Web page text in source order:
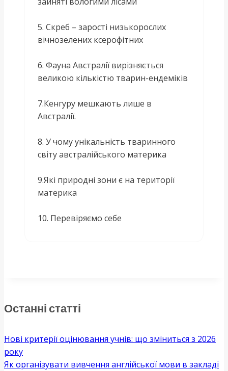
5. Скреб – зарості низькорослих
вічнозелених ксерофітних
6. Фауна Австралії вирізняється
великою кількістю тварин-ендеміків
7.Кенгуру мешкають лише в
Австралії.
8. У чому унікальність тваринного
світу австралійського материка
9.Які природні зони є на території
материка
10. Перевіряємо себе
Останні статті
Нові критерії оцінювання учнів: що зміниться з 2026
року
Як організувати вивчення англійської мови в закладі